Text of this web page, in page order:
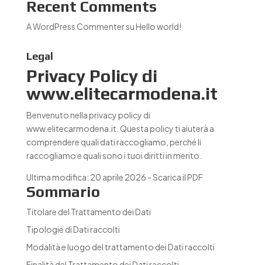
Recent Comments
A WordPress CommentersuHello world!
Legal
Privacy Policy di
www.elitecarmodena.it
Benvenuto nella privacy policy di
www.elitecarmodena.it. Questa policy ti aiuterà a
comprendere quali dati raccogliamo, perché li
raccogliamo e quali sono i tuoi diritti in merito.
Ultima modifica: 20 aprile 2026 -Scarica il PDF
Sommario
Titolare del Trattamento dei Dati
Tipologie di Dati raccolti
Modalità e luogo del trattamento dei Dati raccolti